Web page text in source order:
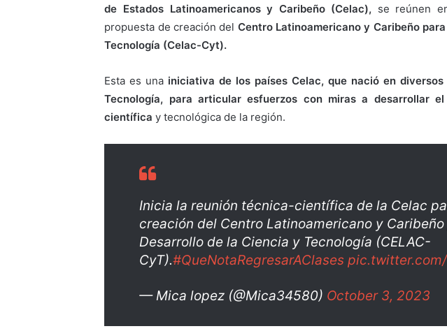
de Estados Latinoamericanos y Caribeño (Celac), se reúnen
propuesta de creación del Centro Latinoamericano y Caribeño
Tecnología (Celac-Cyt).
Esta es una iniciativa de los países Celac, que nació en
Tecnología, para articular esfuerzos con miras a desarrollar
científica y tecnológica de la región.
Inicia la reunión técnica-científica de la Celac
creación del Centro Latinoamericano y
Desarrollo de la Ciencia y Tecnología (CELAC-
CyT).#QueNotaRegresarAClases
— Mica lopez (@Mica34580) October 3, 2023